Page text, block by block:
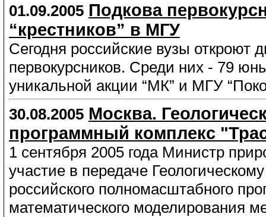
01.09.2005 Подкова
“крестников” в МГУ
Сегодня российские вузы откроют
первокурсников. Среди них - 79
уникальной акции “МК” и МГУ
30.08.2005 Москва.
программный комплекс
1 сентября 2005 года Министр
участие в передаче
российского полномасштабного
математического моделирования